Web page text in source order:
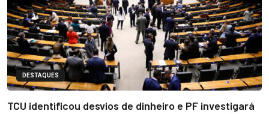
DESTAQUES
TCU identificou desvios de dinheiro e PF investigará